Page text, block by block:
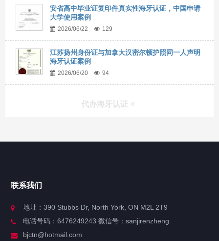
安省高中毕业证复印件真实性海牙认证，中国申请
大学使用案例
2026/06/22 129
江苏扬州身份证与加拿大汉密尔顿护照同一人声明
海牙认证案例
2026/06/20 94
代办海牙认证
服务分类
联系我们
地址：390 Stubbs Dr, North York, ON M2L 2T9
电话号码：6476249243 微信号：sanjirenzheng
bjctn@hotmail.com